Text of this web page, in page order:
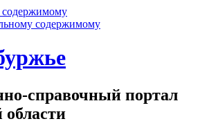
содержимому
справочный портал
области